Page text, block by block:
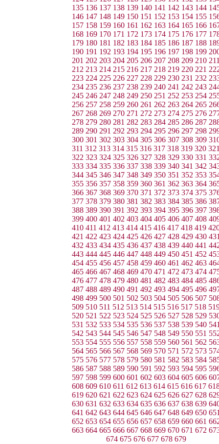
135 136 137 138 139 140 141 142 143 144
146 147 148 149 150 151 152 153 154 155
157 158 159 160 161 162 163 164 165 166
168 169 170 171 172 173 174 175 176 177
179 180 181 182 183 184 185 186 187 188
190 191 192 193 194 195 196 197 198 199
201 202 203 204 205 206 207 208 209 210
212 213 214 215 216 217 218 219 220 221
223 224 225 226 227 228 229 230 231 232
234 235 236 237 238 239 240 241 242 243
245 246 247 248 249 250 251 252 253 254
256 257 258 259 260 261 262 263 264 265
267 268 269 270 271 272 273 274 275 276
278 279 280 281 282 283 284 285 286 287
289 290 291 292 293 294 295 296 297 298
300 301 302 303 304 305 306 307 308 309
311 312 313 314 315 316 317 318 319 320
322 323 324 325 326 327 328 329 330 331
333 334 335 336 337 338 339 340 341 342
344 345 346 347 348 349 350 351 352 353
355 356 357 358 359 360 361 362 363 364
366 367 368 369 370 371 372 373 374 375
377 378 379 380 381 382 383 384 385 386
388 389 390 391 392 393 394 395 396 397
399 400 401 402 403 404 405 406 407 408
410 411 412 413 414 415 416 417 418 419
421 422 423 424 425 426 427 428 429 430
432 433 434 435 436 437 438 439 440 441
443 444 445 446 447 448 449 450 451 452
454 455 456 457 458 459 460 461 462 463
465 466 467 468 469 470 471 472 473 474
476 477 478 479 480 481 482 483 484 485
487 488 489 490 491 492 493 494 495 496
498 499 500 501 502 503 504 505 506 507
509 510 511 512 513 514 515 516 517 518
520 521 522 523 524 525 526 527 528 529
531 532 533 534 535 536 537 538 539 540
542 543 544 545 546 547 548 549 550 551
553 554 555 556 557 558 559 560 561 562
564 565 566 567 568 569 570 571 572 573
575 576 577 578 579 580 581 582 583 584
586 587 588 589 590 591 592 593 594 595
597 598 599 600 601 602 603 604 605 606
608 609 610 611 612 613 614 615 616 617
619 620 621 622 623 624 625 626 627 628
630 631 632 633 634 635 636 637 638 639
641 642 643 644 645 646 647 648 649 650
652 653 654 655 656 657 658 659 660 661
663 664 665 666 667 668 669 670 671 672
674 675 676 677 678 679